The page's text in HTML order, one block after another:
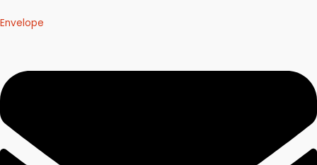
Envelope